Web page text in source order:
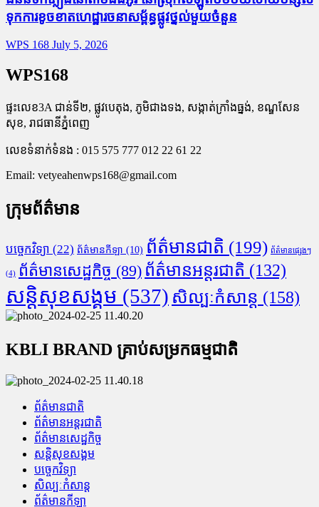
ទុក​ការ​ខូចខាត​ហេដ្ឋារចនាសម្ព័ន្ធ​ផ្លូវថ្នល់​មួយ​ចំនួន
WPS 168 July 5, 2026
WPS168
ផ្ទះលេខ3A ជាន់ទី២, ផ្លូវបេតុង, ភូមិជាងទង, សង្កាត់ក្រាំងធ្នង់, ខណ្ឌសែន
សុខ, រាជធានីភ្នំពេញ
លេខទំនាក់ទំនង : 015 575 777 012 22 61 22
Email: vetyeahenwps168@gmail.com
ក្រុមព័ត៌មាន
បច្ចេកវិទ្យា (22) ព័ត៌មានកីឡា (10) ព័ត៌មានជាតិ (199) ព័ត៌មានផ្សេងៗ
(4) ព័ត៌មានសេដ្ឋកិច្ច (89) ព័ត៌មានអន្តរជាតិ (132)
សន្តិសុខសង្គម (537) សិល្បៈកំសាន្ត (158)
KBLI BRAND គ្រាប់សម្រកធម្មជាតិ
ព័ត៌មានជាតិ
ព័ត៌មានអន្តរជាតិ
ព័ត៌មានសេដ្ឋកិច្ច
សន្តិសុខសង្គម
បច្ចេកវិទ្យា
សិល្បៈកំសាន្ត
ព័ត៌មានកីឡា